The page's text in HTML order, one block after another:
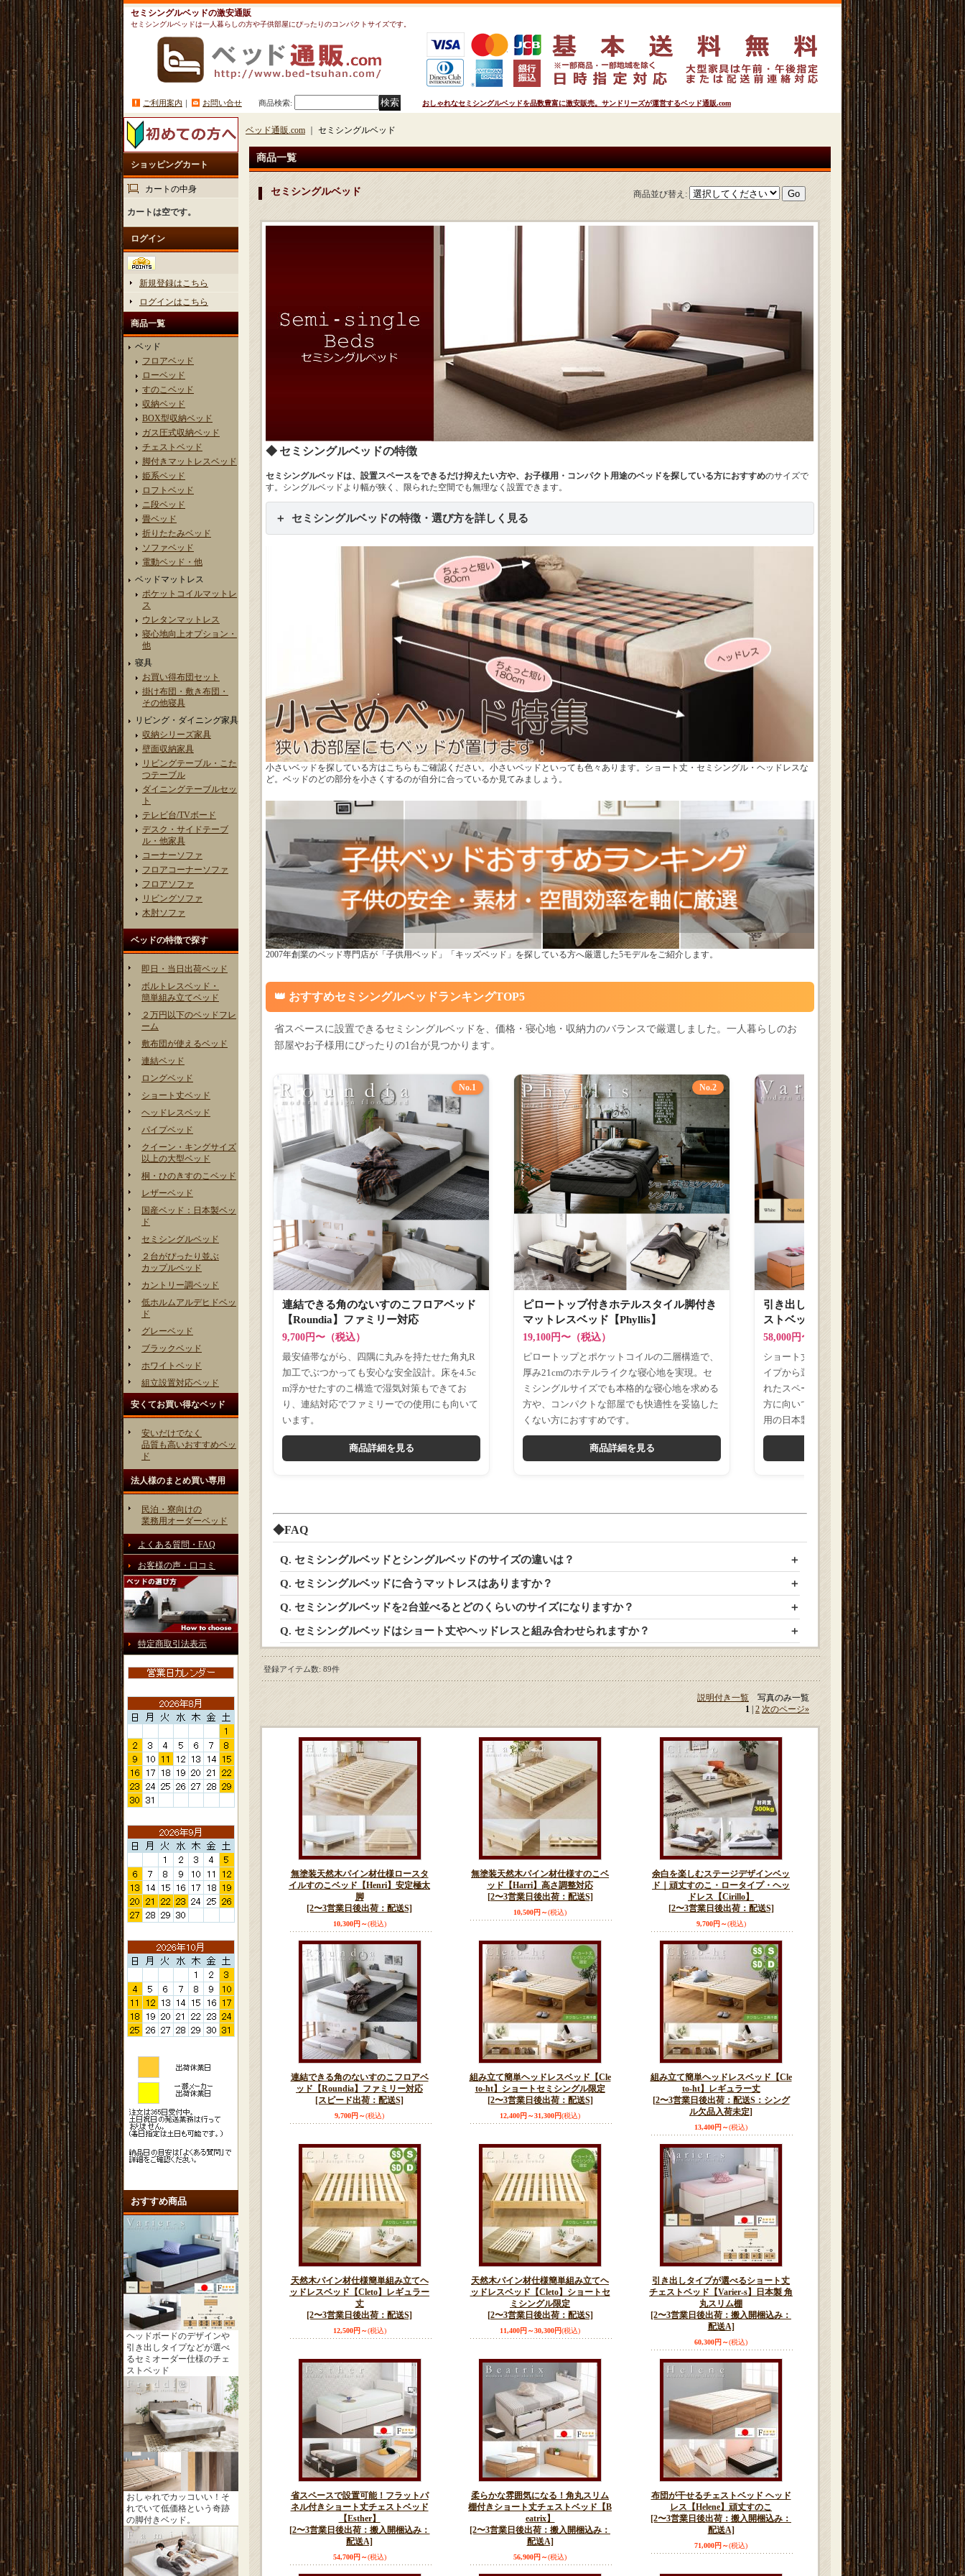
セミシングルベッドの激安通販
セミシングルベッドは一人暮らしの方や子供部屋にぴったりのコンパクトサイズです。
おしゃれなセミシングルベッドを品数豊富に激安販売。サンドリーズが運営するベッド通販.com
ご利用案内 ｜ お問い合せ 商品検索:
ショッピングカート
カートの中身
カートは空です。
ログイン
新規登録はこちら
ログインはこちら
商品一覧
ベッド
フロアベッド
ローベッド
すのこベッド
収納ベッド
BOX型収納ベッド
ガス圧式収納ベッド
チェストベッド
脚付きマットレスベッド
姫系ベッド
ロフトベッド
ニ段ベッド
畳ベッド
折りたたみベッド
ソファベッド
電動ベッド・他
ベッドマットレス
ポケットコイルマットレ
ス
ウレタンマットレス
寝心地向上オプション・
他
寝具
お買い得布団セット
掛け布団・敷き布団・
その他寝具
リビング・ダイニング家具
収納シリーズ家具
壁面収納家具
リビングテーブル・こた
つテーブル
ダイニングテーブルセッ
ト
テレビ台/TVボード
デスク・サイドテーブ
ル・他家具
コーナーソファ
フロアコーナーソファ
フロアソファ
リビングソファ
木肘ソファ
ベッドの特徴で探す
即日・当日出荷ベッド
ボルトレスベッド・
簡単組み立てベッド
２万円以下のベッドフレ
ーム
敷布団が使えるベッド
連結ベッド
ロングベッド
ショート丈ベッド
ヘッドレスベッド
パイプベッド
クイーン・キングサイズ
以上の大型ベッド
桐・ひのきすのこベッド
レザーベッド
国産ベッド：日本製ベッ
ド
セミシングルベッド
２台がぴったり並ぶ
カップルベッド
カントリー調ベッド
低ホルムアルデヒドベッ
ド
グレーベッド
ブラックベッド
ホワイトベッド
組立設置対応ベッド
安くてお買い得なベッド
安いだけでなく
品質も高いおすすめベッ
ド
法人様のまとめ買い専用
民泊・寮向けの
業務用オーダーベッド
よくある質問・FAQ
お客様の声・口コミ
特定商取引法表示
おすすめ商品
ヘッドボードのデザインや
引き出しタイプなどが選べ
るセミオーダー仕様のチェ
ストベッド
おしゃれでカッコいい！そ
れでいて低価格という奇跡
の脚付きベッド。
ベッド通販.com セミシングルベッド
商品一覧
セミシングルベッド 商品並び替え :
セミシングルベッドの特徴
セミシングルベッドは、設置スペースをできるだけ抑えたい方や、お子様用・コンパクト用途のベッドを探している方におすすめのサイズで
す。シングルベッドより幅が狭く、限られた空間でも無理なく設置できます。
セミシングルベッドの特徴・選び方を詳しく見る
小さいベッドを探している方はこちらもご確認ください。小さいベッドといっても色々あります。ショート丈・セミシングル・ヘッドレスな
ど。ベッドのどの部分を小さくするのが自分に合っているか見てみましょう。
2007年創業のベッド専門店が「子供用ベッド」「キッズベッド」を探している方へ厳選した5モデルをご紹介します。
おすすめセミシングルベッドランキングTOP5
省スペースに設置できるセミシングルベッドを、価格・寝心地・収納力のバランスで厳選しました。一人暮らしのお
部屋やお子様用にぴったりの1台が見つかります。
No.1
連結できる角のないすのこフロアベッド
【Roundia】ファミリー対応
9,700円〜（税込）
最安値帯ながら、四隅に丸みを持たせた角丸R
加工でぶつかっても安心な安全設計。床を4.5c
m浮かせたすのこ構造で湿気対策もできてお
り、連結対応でファミリーでの使用にも向いて
います。
商品詳細を見る
No.2
ピロートップ付きホテルスタイル脚付き
マットレスベッド【Phyllis】
19,100円〜（税込）
ピロートップとポケットコイルの二層構造で、
厚み21cmのホテルライクな寝心地を実現。セ
ミシングルサイズでも本格的な寝心地を求める
方や、コンパクトな部屋でも快適性を妥協した
くない方におすすめです。
商品詳細を見る
No.3
引き出しタイプが選べるショート丈チェ
ストベッド【Varier-s】日本製 スリム棚
58,000円〜（税込）
ショート丈でコンパクトながら、引き出し4タ
イプから選べる自由設計。セミシングルの限ら
れたスペースでも収納力をしっかり確保したい
方に向いています。低ホルムアルデヒド部材使
用の日本製です。
商品詳細を見る
◆FAQ
Q. セミシングルベッドとシングルベッドのサイズの違いは？
Q. セミシングルベッドに合うマットレスはありますか？
Q. セミシングルベッドを2台並べるとどのくらいのサイズになりますか？
Q. セミシングルベッドはショート丈やヘッドレスと組み合わせられますか？
登録アイテム数: 89件
説明付き一覧 写真のみ一覧
1 2 次のページ»
無塗装天然木パイン材仕様ロースタ
イルすのこベッド【Henri】安定極太
脚
[2〜3営業日後出荷：配送S]
10,300円～(税込)
無塗装天然木パイン材仕様すのこベ
ッド【Harri】高さ調整対応
[2〜3営業日後出荷：配送S]
10,500円～(税込)
余白を楽しむステージデザインベッ
ド｜頑丈すのこ・ロータイプ・ヘッ
ドレス【Cirillo】
[2〜3営業日後出荷：配送S]
9,700円～(税込)
連結できる角のないすのこフロアベ
ッド【Roundia】ファミリー対応
[スピード出荷：配送S]
9,700円～(税込)
組み立て簡単ヘッドレスベッド【Cle
to-ht】ショートセミシングル限定
[2〜3営業日後出荷：配送S]
12,400円～31,300円(税込)
組み立て簡単ヘッドレスベッド【Cle
to-ht】レギュラー丈
[2〜3営業日後出荷：配送S：シング
ル欠品入荷未定]
13,400円～(税込)
天然木パイン材仕様簡単組み立てヘ
ッドレスベッド【Cleto】レギュラー
丈
[2〜3営業日後出荷：配送S]
12,500円～(税込)
天然木パイン材仕様簡単組み立てヘ
ッドレスベッド【Cleto】ショートセ
ミシングル限定
[2〜3営業日後出荷：配送S]
11,400円～30,300円(税込)
引き出しタイプが選べるショート丈
チェストベッド【Varier-s】日本製 角
丸スリム棚
[2〜3営業日後出荷：搬入開梱込み：
配送A]
60,300円～(税込)
省スペースで設置可能！フラットパ
ネル付きショート丈チェストベッド
【Esther】
[2〜3営業日後出荷：搬入開梱込み：
配送A]
54,700円～(税込)
柔らかな雰囲気になる！角丸スリム
棚付きショート丈チェストベッド【B
eatrix】
[2〜3営業日後出荷：搬入開梱込み：
配送A]
56,900円～(税込)
布団が干せるチェストベッド ヘッド
レス【Helene】頑丈すのこ
[2〜3営業日後出荷：搬入開梱込み：
配送A]
71,000円～(税込)